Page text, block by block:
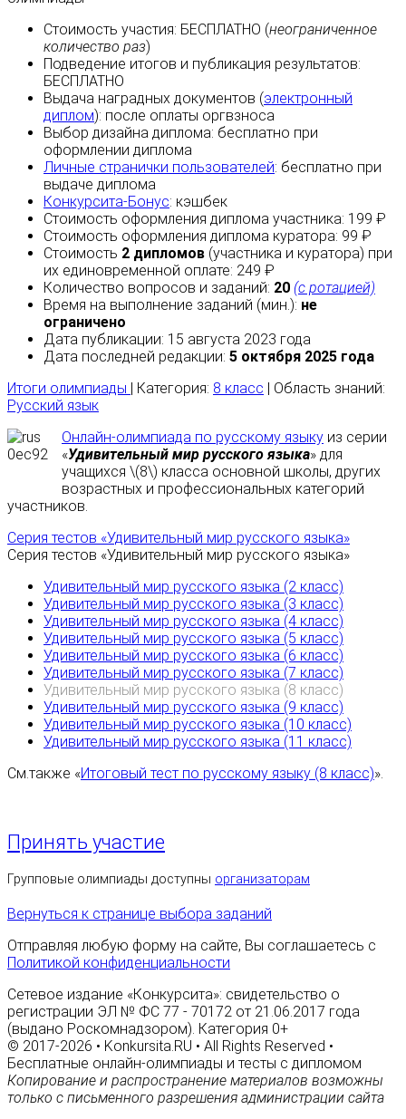
Стоимость участия: БЕСПЛАТНО (неограниченное
количество раз)
Подведение итогов и публикация результатов:
БЕСПЛАТНО
Выдача наградных документов (электронный
диплом): после оплаты оргвзноса
Выбор дизайна диплома: бесплатно при
оформлении диплома
Личные странички пользователей: бесплатно при
выдаче диплома
Конкурсита-Бонус: кэшбек
Стоимость оформления диплома участника: 199 ₽
Стоимость оформления диплома куратора: 99 ₽
Стоимость 2 дипломов (участника и куратора) при
их единовременной оплате: 249 ₽
Количество вопросов и заданий: 20 (с ротацией)
Время на выполнение заданий (мин.): не
ограничено
Дата публикации: 15 августа 2023 года
Дата последней редакции: 5 октября 2025 года
Итоги олимпиады
| Категория: 8 класс | Область знаний:
Русский язык
Онлайн-олимпиада по русскому языку из серии
«Удивительный мир русского языка» для
учащихся \(8\) класса основной школы, других
возрастных и профессиональных категорий
участников.
Серия тестов «Удивительный мир русского языка»
Серия тестов «Удивительный мир русского языка»
Удивительный мир русского языка (2 класс)
Удивительный мир русского языка (3 класс)
Удивительный мир русского языка (4 класс)
Удивительный мир русского языка (5 класс)
Удивительный мир русского языка (6 класс)
Удивительный мир русского языка (7 класс)
Удивительный мир русского языка (8 класс)
Удивительный мир русского языка (9 класс)
Удивительный мир русского языка (10 класс)
Удивительный мир русского языка (11 класс)
См.также «Итоговый тест по русскому языку (8 класс)».
Принять участие
Групповые олимпиады доступны организаторам
Вернуться к странице выбора заданий
Отправляя любую форму на сайте, Вы соглашаетесь с
Политикой конфиденциальности
Сетевое издание «Конкурсита»: свидетельство о
регистрации ЭЛ № ФС 77 - 70172 от 21.06.2017 года
(выдано Роскомнадзором). Категория 0+
© 2017-2026 • Konkursita.RU • All Rights Reserved •
Бесплатные онлайн-олимпиады и тесты с дипломом
Копирование и распространение материалов возможны
только с письменного разрешения администрации сайта